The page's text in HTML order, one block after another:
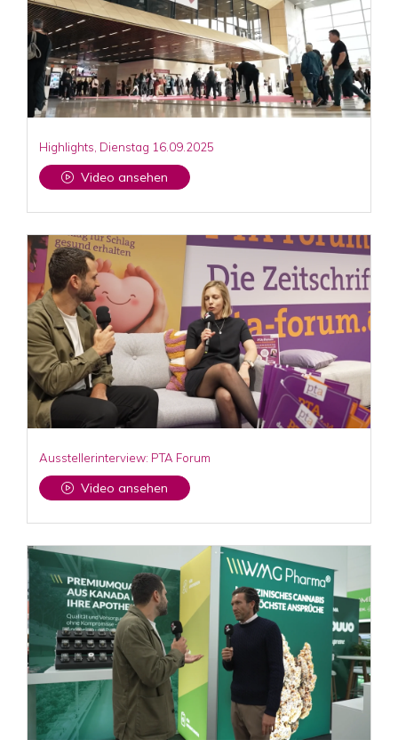
Highlights, Dienstag 16.09.2025
Video ansehen
Ausstellerinterview: PTA Forum
Video ansehen